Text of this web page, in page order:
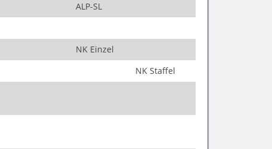
ALP-SL
NK Einzel
NK Staffel